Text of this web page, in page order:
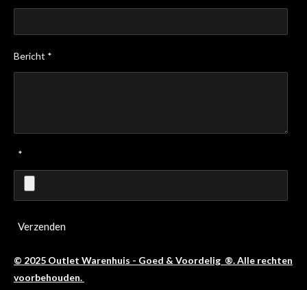
Bericht *
*
Verzenden
© 2025 Outlet Warenhuis - Goed & Voordelig ®. Alle rechten
voorbehouden.